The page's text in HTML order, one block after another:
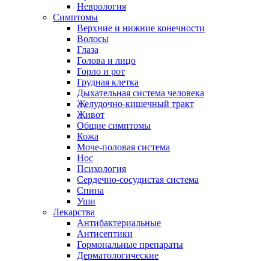
Неврология
Симптомы
Верхние и нижние конечности
Волосы
Глаза
Голова и лицо
Горло и рот
Грудная клетка
Дыхательная система человека
Желудочно-кишечный тракт
Живот
Общие симптомы
Кожа
Моче-половая система
Нос
Психология
Сердечно-сосудистая система
Спина
Уши
Лекарства
Антибактериальные
Антисептики
Гормональные препараты
Дерматологические